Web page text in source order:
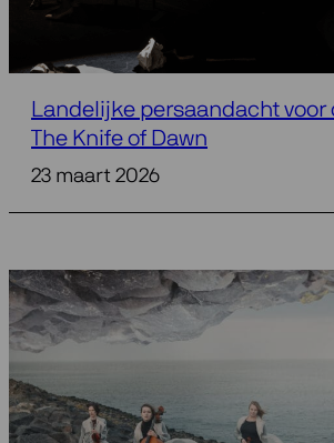
Landelijke persaandacht voor
The Knife of Dawn
23 maart 2026